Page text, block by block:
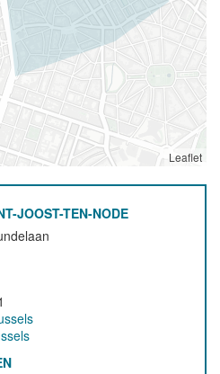
Leaflet
JOOST-TEN-NODE